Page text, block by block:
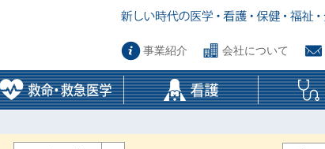
事業紹介 会社について